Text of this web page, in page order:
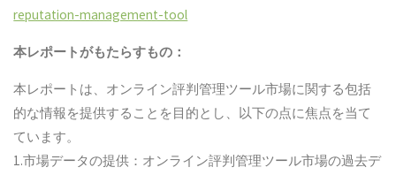
reputation-management-tool
本レポートがもたらすもの：
本レポートは、オンライン評判管理ツール市場に関する包括
的な情報を提供することを目的とし、以下の点に焦点を当て
ています。
1.市場データの提供：オンライン評判管理ツール市場の過去デ